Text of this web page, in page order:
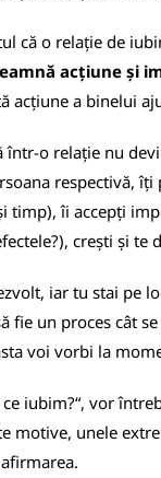
că o relație de
acțiune și
acțiune a binelui
într-o relație nu
respectivă,
timp), îi accepți
crești și te
iar tu stai pe
fie un proces cât
voi vorbi la
iubim?“, vor
motive, unele